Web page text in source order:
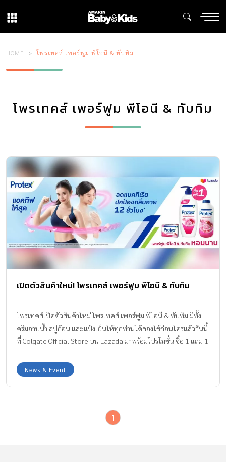
HOME โพรเทคส์ เพอร์ฟูม พีโอนี & ทับทิม
โพรเทคส์ เพอร์ฟูม พีโอนี & ทับทิม
เปิดตัวสินค้าใหม่! โพรเทคส์ เพอร์ฟูม พีโอนี & ทับทิม
โพรเทคส์เปิดตัวสินค้าใหม่ โพรเทคส์ เพอร์ฟูม พีโอนี & ทับทิม มีทั้ง
ครีมอาบน้ำ สบู่ก้อน และแป้งเย็นให้ทุกท่านได้ลองใช้ก่อนใครแล้ววันนี้
ที่ Colgate Official Store บน Lazada มาพร้อมโปรโมชั่น ซื้อ 1 แถม 1
ม.ค. 66 ถึง 28 ก.พ. 66 เท่านั้น
News & Event
1